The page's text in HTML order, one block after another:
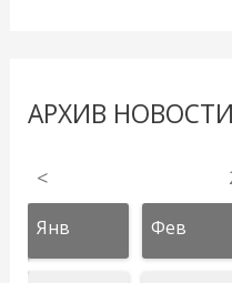
АРХИВ НОВОСТИ
<
Янв Фев